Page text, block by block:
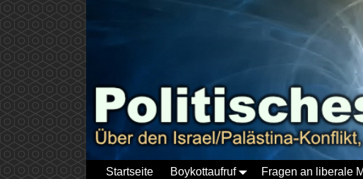
Startseite Boykottaufruf Fragen an liberale